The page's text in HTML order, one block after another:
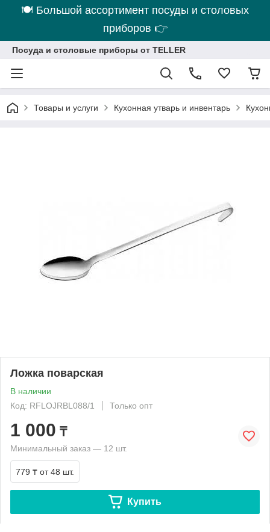
🍽 Большой ассортимент посуды и столовых
приборов 👉
Посуда и столовые приборы от TELLER
Товары и услуги Кухонная утварь и инвентарь
Ложка поварская
В наличии
Код: RFLOJRBL088/1
Только опт
1 000 ₸
Минимальный заказ — 12 шт.
779 ₸ от 48 шт.
Купить